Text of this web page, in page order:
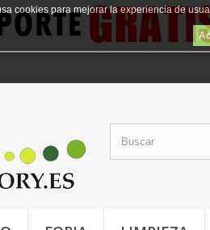
cookies para mejorar la experiencia de